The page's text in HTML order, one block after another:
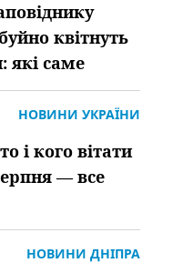
квітнуть
які саме
НОВИНИ УКРАЇНИ
і кого вітати
— все
НОВИНИ ДНІПРА